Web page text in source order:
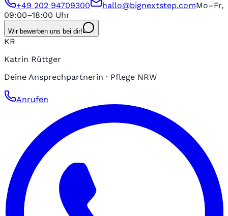
+49 202 94709300 hallo@bignextstep.comMo–Fr,
09:00–18:00 Uhr
Wir bewerben uns bei dir!
KR
Katrin Rüttger
Deine Ansprechpartnerin · Pflege NRW
Anrufen